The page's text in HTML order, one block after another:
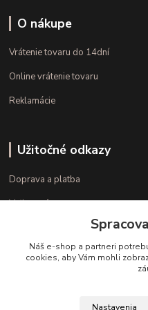
O nákupe
Vrátenie tovaru do 14dní
Online vrátenie tovaru
Reklamácie
Užitočné odkazy
Doprava a platba
Veľkostné parametre
Náš e-shop a partneri
cookies, aby Vám mohli
Nastavenia